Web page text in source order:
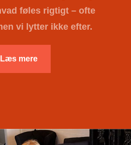
føles rigtigt – ofte
vi lytter ikke efter.
Læs mere